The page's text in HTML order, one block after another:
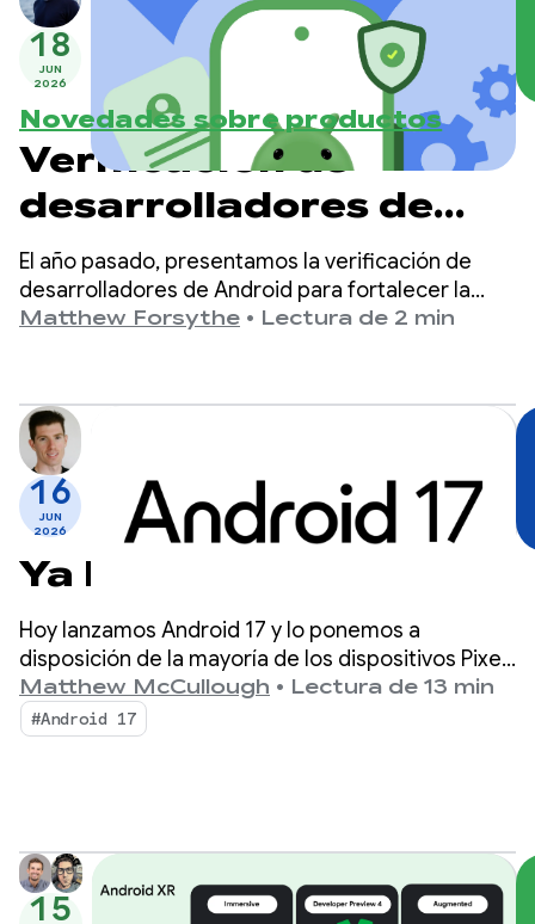
18
JUN
2026
Novedades sobre productos
Verificación de
desarrolladores de
Android: Juntos
creamos un
ecosistema más
El año pasado, presentamos la verificación de
desarrolladores de Android para fortalecer la
seguridad del ecosistema y evitar que los
Matthew Forsythe • Lectura de 2 min
16
JUN
2026
Ya llegó Android 17
Hoy lanzamos Android 17 y lo ponemos a
disposición de la mayoría de los dispositivos Pixel
compatibles. Busca dispositivos nuevos con
Android 17 en los próximos meses.
Matthew McCullough • Lectura de 13 min
#Android 17
15